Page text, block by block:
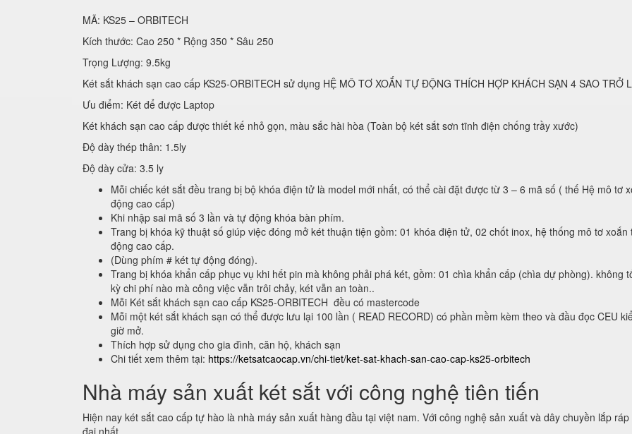
MÃ: KS25 – ORBITECH
Kích thước: Cao 250 * Rộng 350 * Sâu 250
Trọng Lượng: 9.5kg
Két sắt khách sạn cao cấp KS25-ORBITECH sử dụng HỆ MÔ TƠ XOẮN TỰ ĐỘNG THÍCH HỢP KHÁCH SẠN 4 SAO TRỞ
Ưu điểm: Két để được Laptop
Két khách sạn cao cấp được thiết kế nhỏ gọn, màu sắc hài hòa (Toàn bộ két sắt sơn tĩnh điện chống trầy xước)
Độ dày thép thân: 1.5ly
Độ dày cửa: 3.5 ly
Mỗi chiếc két sắt đều trang bị bộ khóa điện tử là model mới nhất, có thể cài đặt được từ 3 – 6 mã số ( thế Hệ mô tơ
động cao cấp)
Khi nhập sai mã số 3 lần và tự động khóa bàn phím.
Trang bị khóa kỹ thuật số giúp việc đóng mở két thuận tiện gồm: 01 khóa điện tử, 02 chốt inox, hệ thống mô tơ xoắn
động cao cấp.
(Dùng phím # két tự động đóng).
Trang bị khóa khẩn cấp phục vụ khi hết pin mà không phải phá két, gồm: 01 chìa khẩn cấp (chìa dự phòng). không
kỳ chi phí nào mà công việc vẫn trôi chảy, két vẫn an toàn..
Mỗi Két sắt khách sạn cao cấp KS25-ORBITECH đều có mastercode
Mỗi một két sắt khách sạn có thể được lưu lại 100 lần ( READ RECORD) có phần mềm kèm theo và đầu đọc CEU
giờ mở.
Thích hợp sử dụng cho gia đình, căn hộ, khách sạn
Chi tiết xem thêm tại: https://ketsatcaocap.vn/chi-tiet/ket-sat-khach-san-cao-cap-ks25-orbitech
Nhà máy sản xuất két sắt với công nghệ tiên tiến
Hiện nay két sắt cao cấp tự hào là nhà máy sản xuất hàng đầu tại việt nam. Với công nghệ sản xuất và dây chuyền lắp ráp
đại nhất.